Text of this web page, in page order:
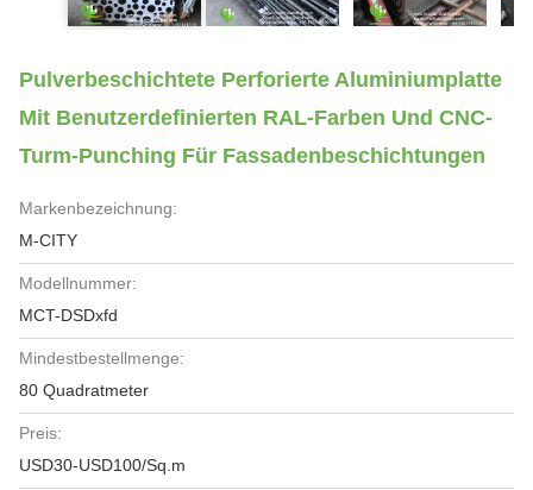
Pulverbeschichtete Perforierte Aluminiumplatte
Mit Benutzerdefinierten RAL-Farben Und CNC-
Turm-Punching Für Fassadenbeschichtungen
Markenbezeichnung:
M-CITY
Modellnummer:
MCT-DSDxfd
Mindestbestellmenge:
80 Quadratmeter
Preis:
USD30-USD100/Sq.m